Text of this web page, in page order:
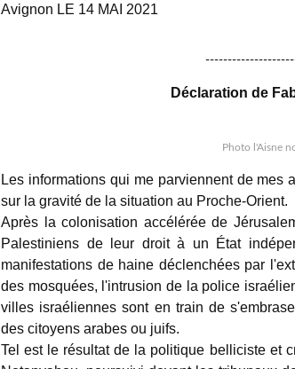
Avignon LE 14 MAI 2021
Déclaration de
Photo l'Aisne
Les informations qui me parviennent de mes
sur la gravité de la situation au Proche-Orient.
Après la colonisation accélérée de
Palestiniens de leur droit à un État
manifestations de haine déclenchées par
des mosquées, l'intrusion de la police
villes israéliennes sont en train de
des citoyens arabes ou juifs.
Tel est le résultat de la politique belliciste et